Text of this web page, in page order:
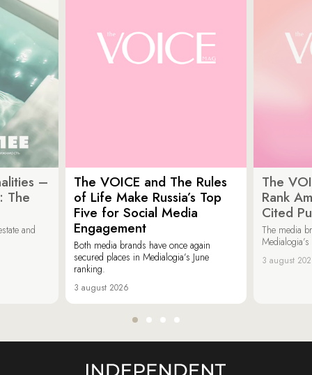
–
The
and
The VOICE and The Rules
of Life Make Russia’s Top
Five for Social Media
Engagement
Both media brands have once again
secured places in Medialogia’s June
ranking.
3 august 2026
The
Rank
Cited
The media
3 august